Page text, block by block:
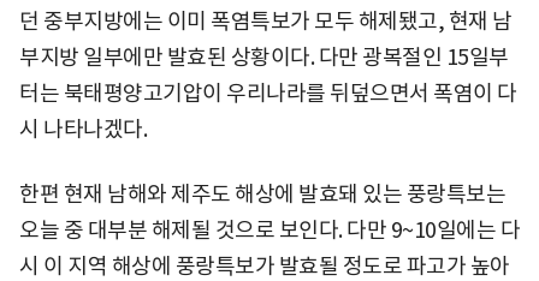
던 중부지방에는 이미 폭염특보가 모두 해제됐고, 현재 남
부지방 일부에만 발효된 상황이다. 다만 광복절인 15일부
터는 북태평양고기압이 우리나라를 뒤덮으면서 폭염이 다
시 나타나겠다.
한편 현재 남해와 제주도 해상에 발효돼 있는 풍랑특보는
오늘 중 대부분 해제될 것으로 보인다. 다만 9~10일에는 다
시 이 지역 해상에 풍랑특보가 발효될 정도로 파고가 높아